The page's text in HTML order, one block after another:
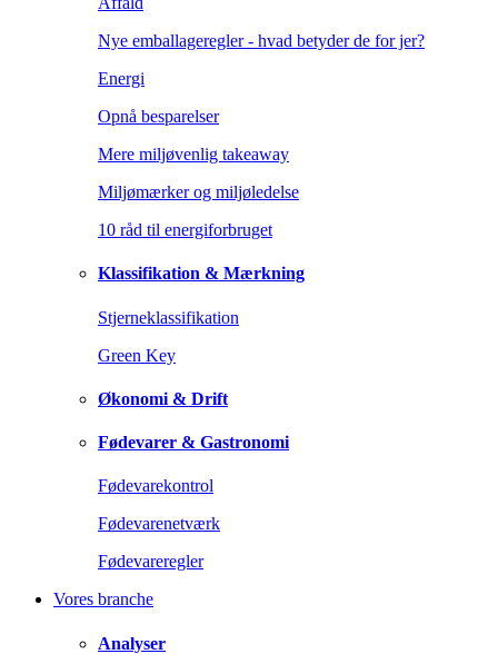
Nye emballageregler - hvad betyder de for jer?
Energi
Opnå besparelser
Mere miljøvenlig takeaway
Miljømærker og miljøledelse
10 råd til energiforbruget
Klassifikation & Mærkning
Stjerneklassifikation
Green Key
Økonomi & Drift
Fødevarer & Gastronomi
Fødevarekontrol
Fødevarenetværk
Fødevareregler
Vores branche
Analyser